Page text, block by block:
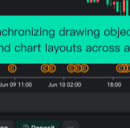
而损害经济稳定。
仍然存在不确定
因素都可能影响
略，密切关注经济